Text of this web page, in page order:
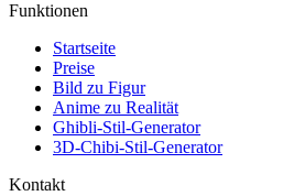
Funktionen
Startseite
Preise
Bild zu Figur
Anime zu Realität
Ghibli-Stil-Generator
3D-Chibi-Stil-Generator
Kontakt